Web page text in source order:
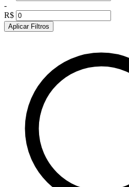
-
R$
Aplicar Filtros